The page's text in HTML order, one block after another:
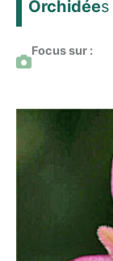
Orchidées
Focus sur :